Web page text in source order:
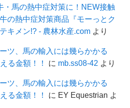
・馬の熱中症対策に！NEW接触
の熱中症対策商品『モーっとク
キメン!? - 農林水産.comより
ツ、馬の輸入には幾らかかる
る金額！！
に mb.ss08-42 より
ツ、馬の輸入には幾らかかる
る金額！！
に EY Equestrian よ